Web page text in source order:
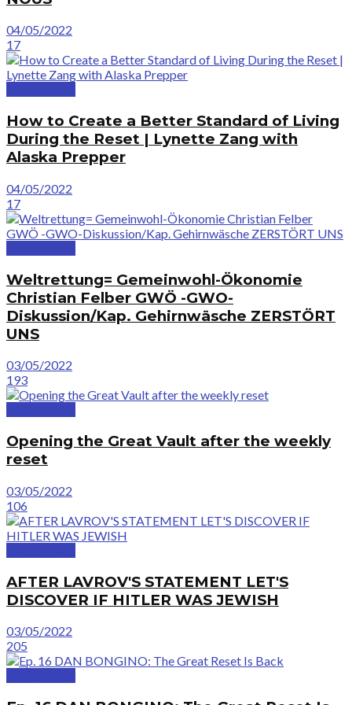
04/05/2022
17
How to Create a Better Standard of Living
During the Reset | Lynette Zang with
Alaska Prepper
04/05/2022
17
Weltrettung= Gemeinwohl-Ökonomie
Christian Felber GWÖ -GWO-
Diskussion/Kap. Gehirnwäsche ZERSTÖRT
UNS
03/05/2022
193
Opening the Great Vault after the weekly
reset
03/05/2022
106
AFTER LAVROV'S STATEMENT LET'S
DISCOVER IF HITLER WAS JEWISH
03/05/2022
205